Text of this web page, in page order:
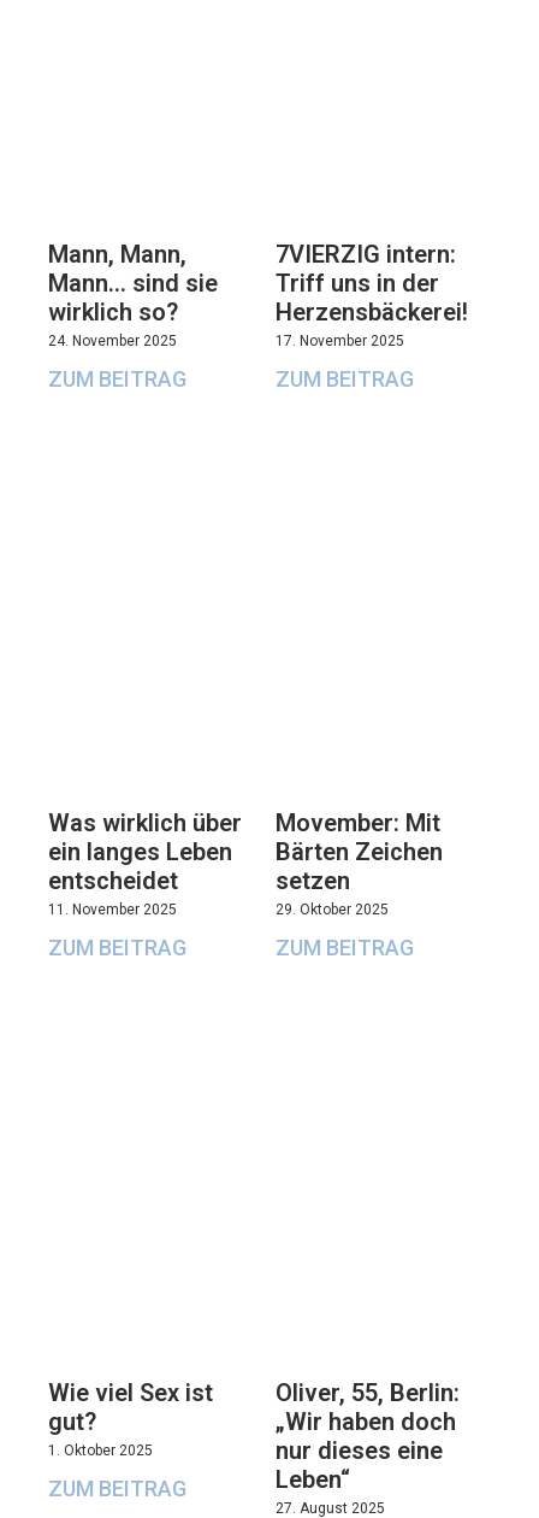
Mann, Mann,
Mann… sind sie
wirklich so?
24. November 2025
ZUM BEITRAG
7VIERZIG intern:
Triff uns in der
Herzensbäckerei!
17. November 2025
ZUM BEITRAG
Was wirklich über
ein langes Leben
entscheidet
11. November 2025
ZUM BEITRAG
Movember: Mit
Bärten Zeichen
setzen
29. Oktober 2025
ZUM BEITRAG
Wie viel Sex ist
gut?
1. Oktober 2025
ZUM BEITRAG
Oliver, 55, Berlin:
„Wir haben doch
nur dieses eine
Leben“
27. August 2025